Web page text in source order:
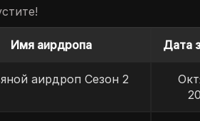
Имя аирдропа Дата
аирдроп Сезон 2